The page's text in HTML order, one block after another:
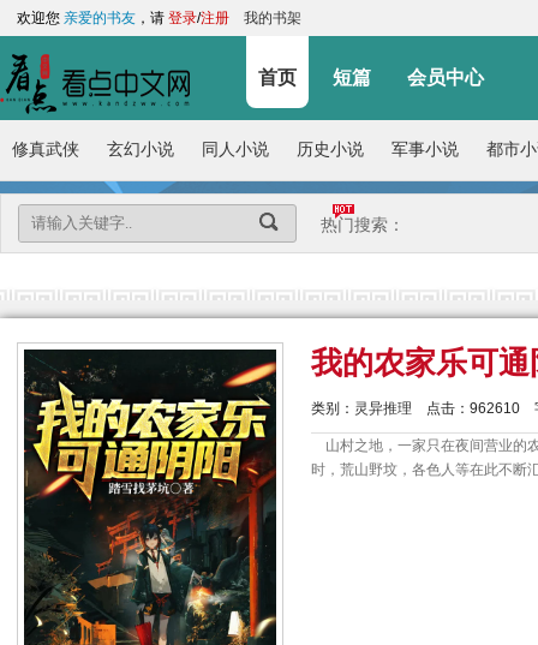
欢迎您 亲爱的书友 ，请 登录/注册 我的书架
首页 短篇 会员中心
修真武侠 玄幻小说 同人小说 历史小说 军事小说 都市
热门搜索：
我的农家乐可通
类别： 灵异推理 点击： 962610
山村之地，一家只在夜间营业的
时，荒山野坟，各色人等在此不断